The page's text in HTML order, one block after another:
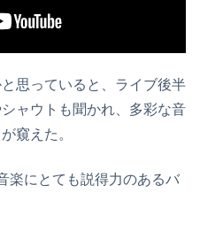
思っていると、ライブ後半
ャウトも聞かれ、多彩な音
窺えた。
楽にとても説得力のあるバ